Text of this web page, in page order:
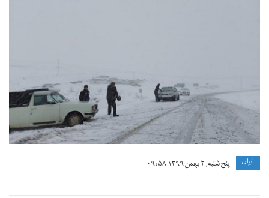
ايران پنج شنبه, ۲ بهمن ۱۳۹۹ ۰۹:۵۸